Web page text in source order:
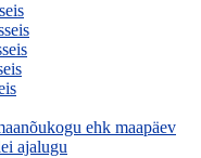
ehk maapäev
ajalugu